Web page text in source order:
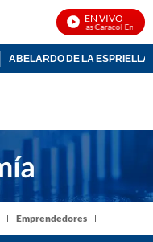
EN VIVO
Noticias Caracol En Vivo
ABELARDO DE LA ESPRIELLA
Emprendedores